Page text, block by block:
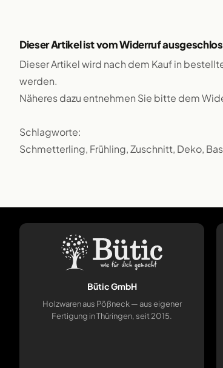
Dieser Artikel ist vom Widerruf
Dieser Artikel wird nach dem Kauf in
werden.
Näheres dazu entnehmen Sie bitte dem
Schlagworte:
Schmetterling, Frühling, Zuschnitt, Deko,
Bütic GmbH
Holzwaren aus Pößneck — aus eigener
Fertigung in Thüringen, seit 2015.